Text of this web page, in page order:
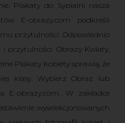
Plakaty do Sypialni nasza
E-obrazy.com podkreśli
przytulności. Odpowiednio
przytulności. Obrazy Kwiaty,
Plakaty Kobiety sprawią, że
klasy. Wybierz Obraz lub
obrazy.com. W zakładce
wyselekcjonowanych